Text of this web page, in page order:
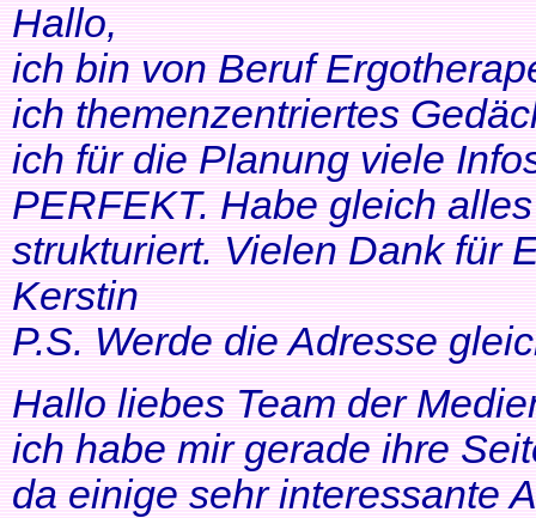
Hallo,
ich bin von Beruf
ich themenzentriertes
ich für die Planung viele
PERFEKT. Habe gleich
strukturiert. Vielen Dank für
Kerstin
P.S. Werde die Adresse
Hallo liebes Team der
ich habe mir gerade ihre
da einige sehr interessante